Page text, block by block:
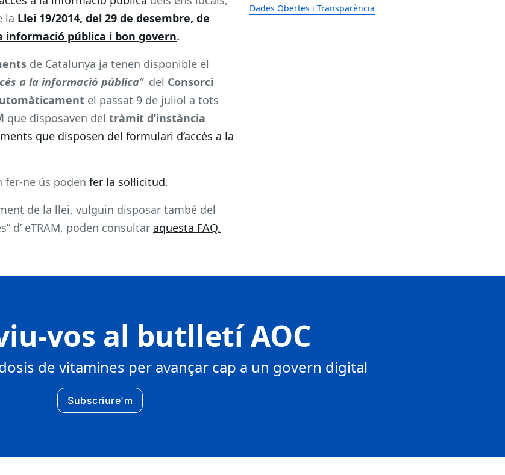
la Llei 19/2014, del 29 de desembre, de
informació pública i bon govern.
de Catalunya ja tenen disponible el
a la informació pública”del Consorci
el passat 9 de juliol a tots
que disposaven del tràmit d’instància
que disposen del formulari d’accés a la
fer-ne ús poden fer la sol·licitud.
de la llei, vulguin disposar també del
d’ eTRAM, poden consultar aquesta FAQ.
Dades Obertes i Transparència
vos al butlletí AOC
de vitamines per avançar cap a un govern digital
Subscriure'm